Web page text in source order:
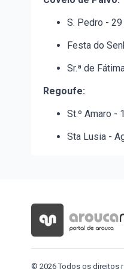
S. Pedro -
Festa do
Sr.ª de
Regoufe:
St.º Amaro -
Sta Lusia -
© 2026 Todos os direitos